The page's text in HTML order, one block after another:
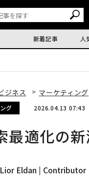
新着記事 人
ジネス マーケティング
グ 2026.04.13 07:43
最適化の
Lior Eldan | Contributor